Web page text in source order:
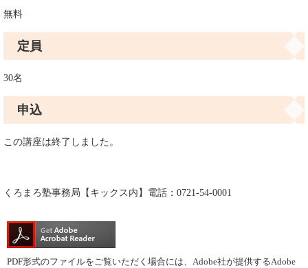
無料
定員
30名
申込
この講座は終了しました。
くろまろ塾事務局【キックス内】電話：0721-54-0001
PDF形式のファイルをご覧いただく場合には、Adobe社が提供するAdobe